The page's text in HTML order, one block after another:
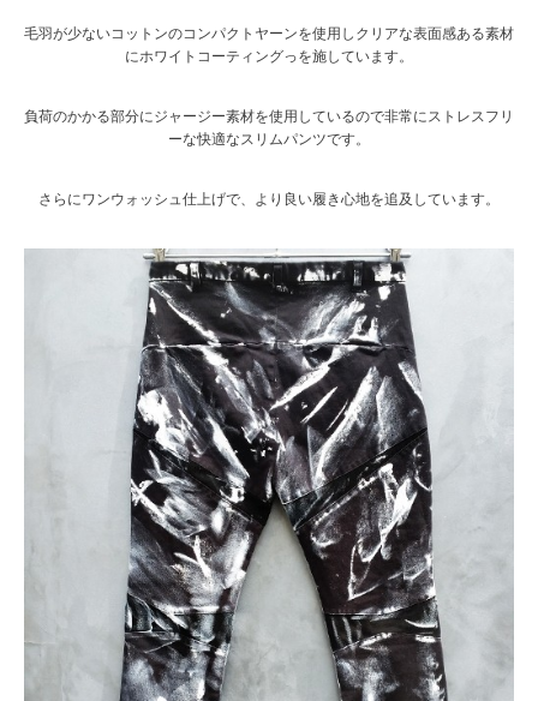
毛羽が少ないコットンのコンパクトヤーンを使用しクリアな表面感ある素材
にホワイトコーティングっを施しています。
負荷のかかる部分にジャージー素材を使用しているので非常にストレスフリ
ーな快適なスリムパンツです。
さらにワンウォッシュ仕上げで、より良い履き心地を追及しています。